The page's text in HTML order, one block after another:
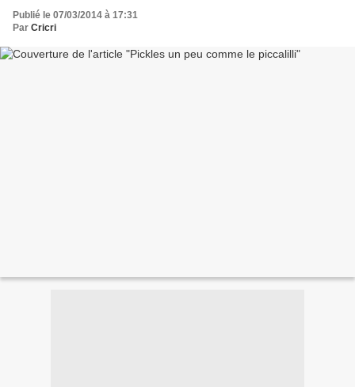
Publié le 07/03/2014 à 17:31
Par Cricri